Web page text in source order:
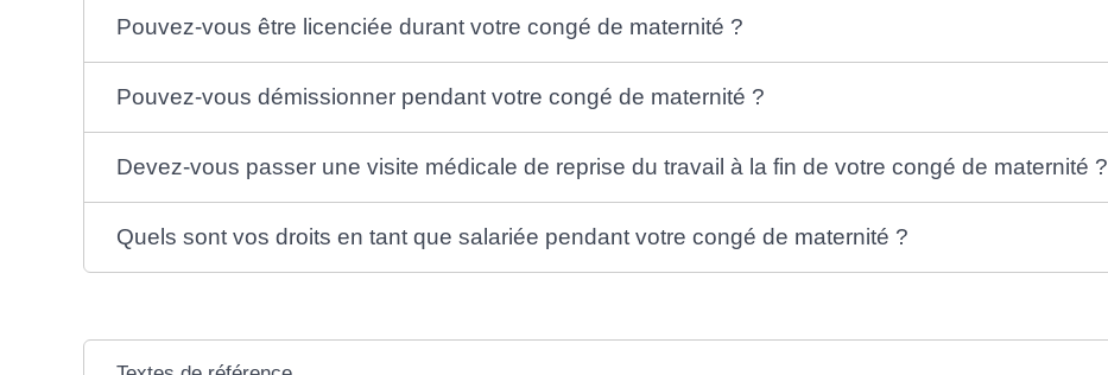
Pouvez-vous être licenciée durant votre congé de maternité ?
Pouvez-vous démissionner pendant votre congé de maternité ?
Devez-vous passer une visite médicale de reprise du travail à la fin de votre congé de maternité ?
Quels sont vos droits en tant que salariée pendant votre congé de maternité ?